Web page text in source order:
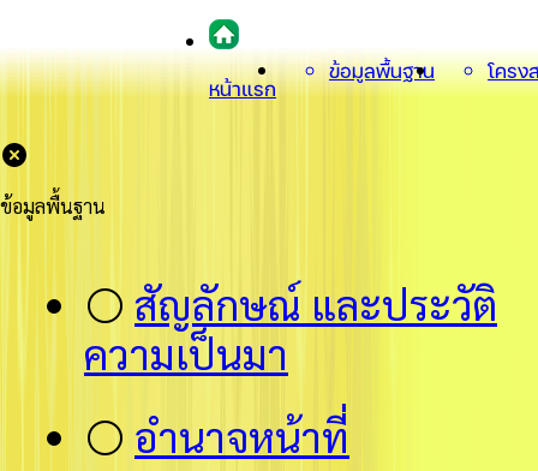
หน้าแรก
ข้อมูลพื้นฐาน โครง
ข้อมูลพื้นฐาน
⚪ สัญลักษณ์ และประวัติ
ความเป็นมา
⚪ อำนาจหน้าที่